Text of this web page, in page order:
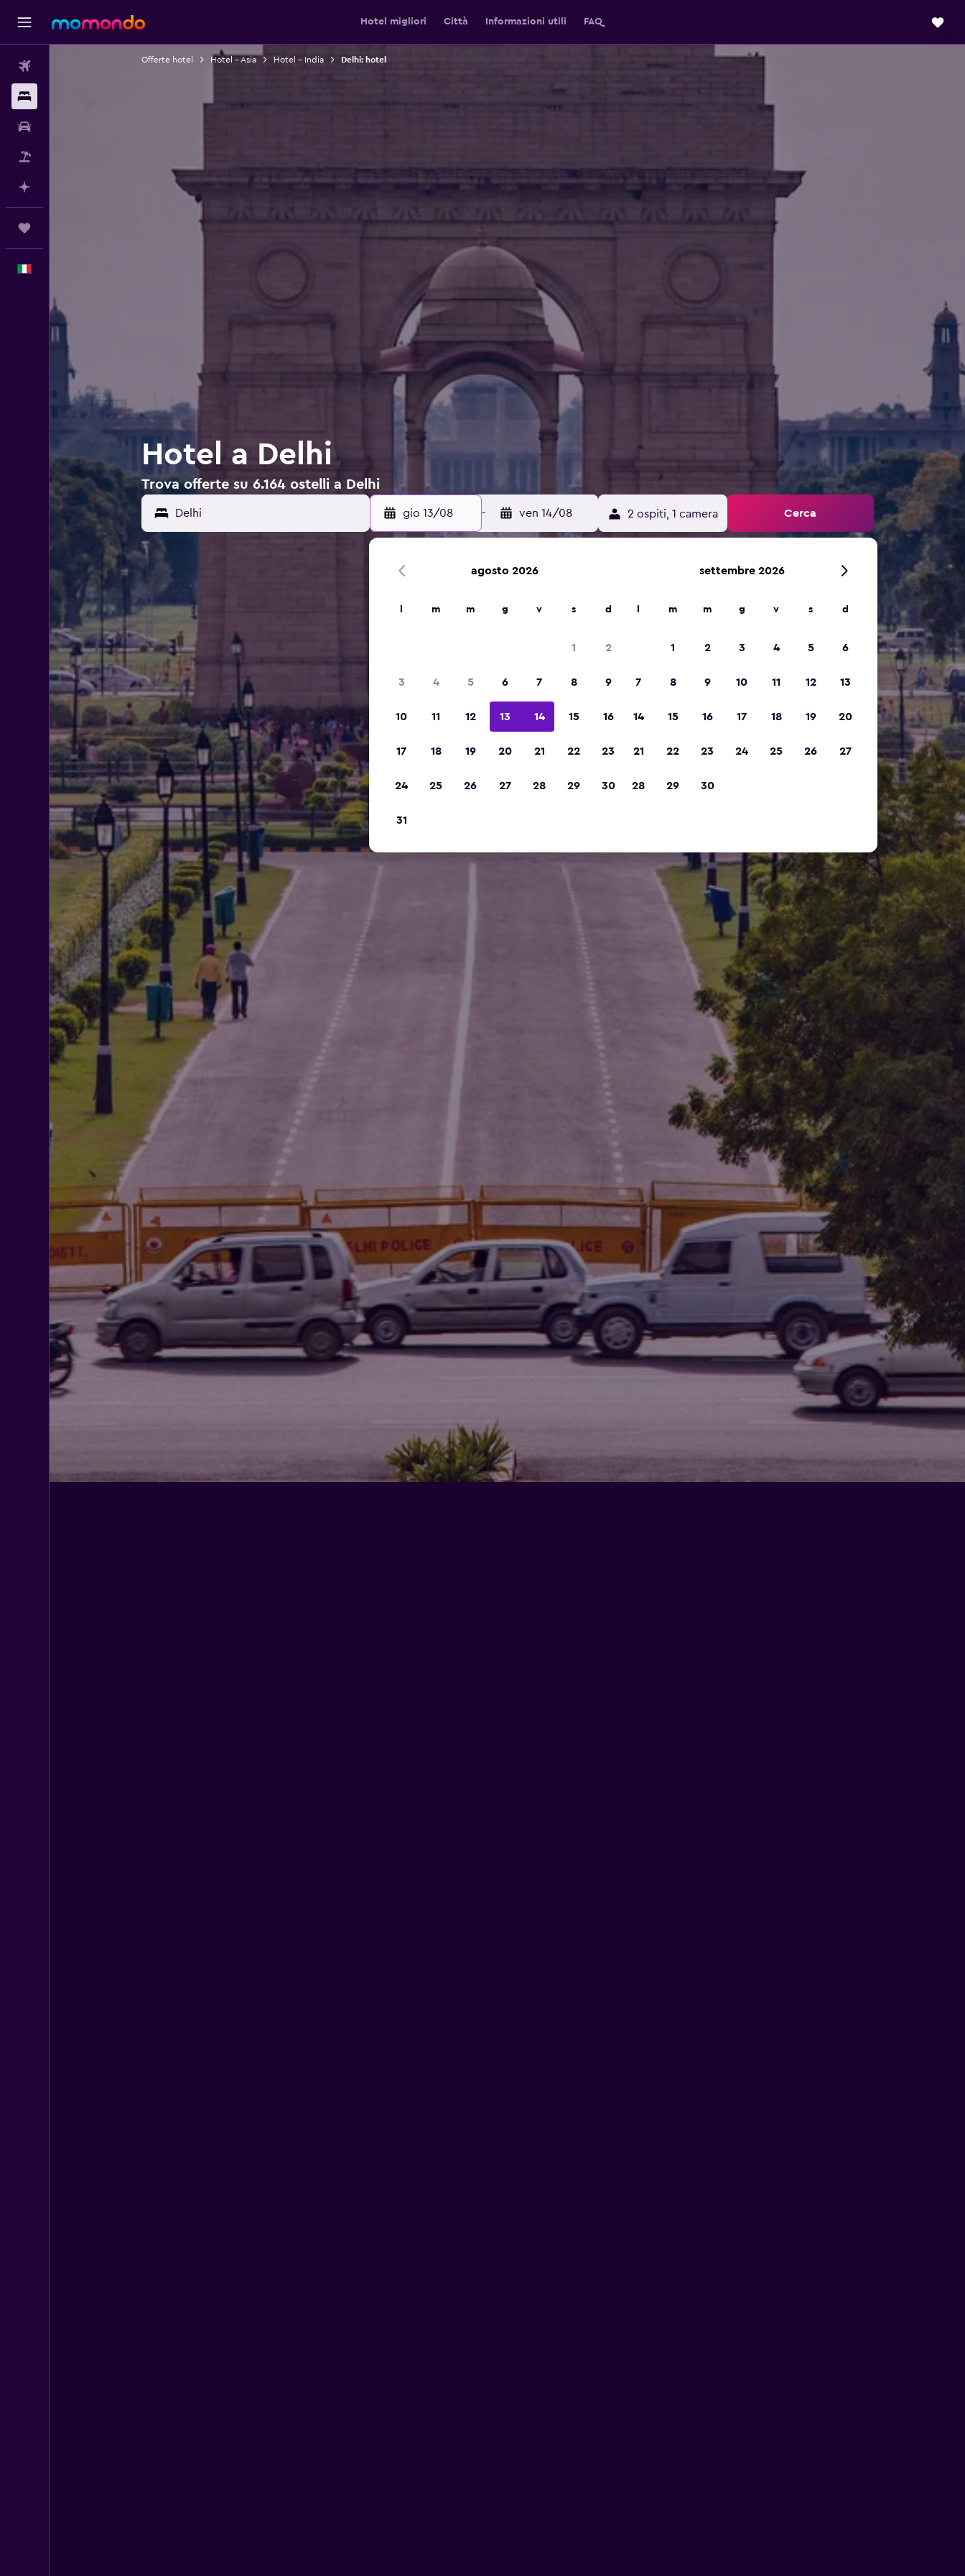
Hotel migliori Città Informazioni utili FAQ
Offerte hotel Hotel - Asia Hotel - India Delhi: hotel
Hotel a Delhi
Trova offerte su 6.164 ostelli a Delhi
gio 13/08 - ven 14/08 2 ospiti, 1 camera Cerca
agosto 2026
m m g v s d
1 2
3 4 5 6 7 8 9
10 11 12 13 14 15 16
17 18 19 20 21 22 23
24 25 26 27 28 29 30
31
settembre 2026
m m g v s d
1 2 3 4 5 6
7 8 9 10 11 12 13
14 15 16 17 18 19 20
21 22 23 24 25 26 27
28 29 30